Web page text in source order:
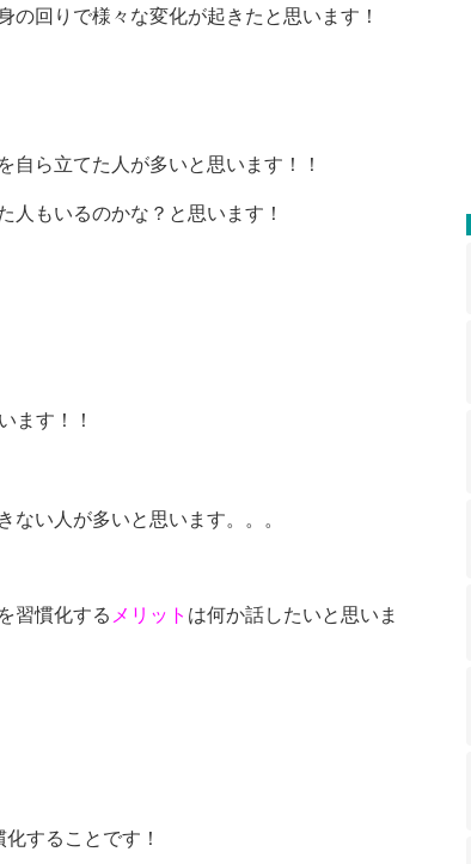
の回りで様々な変化が起きたと思います！
自ら立てた人が多いと思います！！
人もいるのかな？と思います！
ます！！
ない人が多いと思います。。。
習慣化する メリット は何か話したいと思いま
することです！